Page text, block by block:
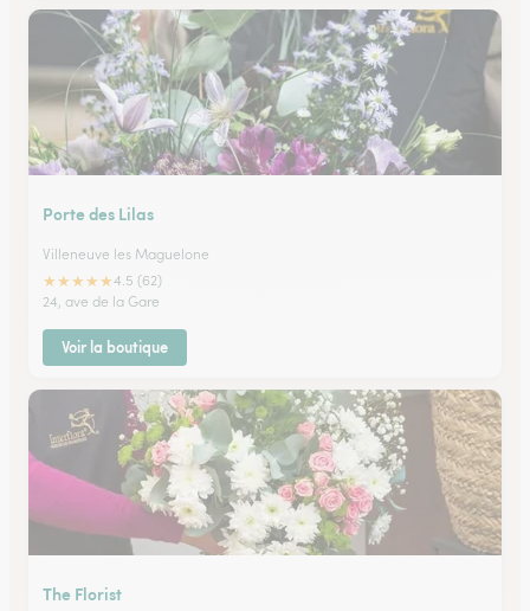
Porte des Lilas
Villeneuve les Maguelone
★★★★★4.5 (62)
24, ave de la Gare
Voir la boutique
The Florist